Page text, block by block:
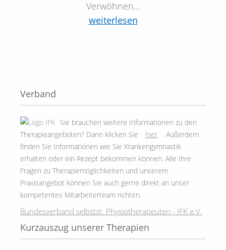
Verwöhnen...
weiterlesen
Verband
Sie brauchen weitere Informationen zu den
Therapieangeboten? Dann klicken Sie
hier . Außerdem
finden Sie Informationen wie Sie Krankengymnastik
erhalten oder ein Rezept bekommen können. Alle Ihre
Fragen zu Therapiemöglichkeiten und unserem
Praxisangebot können Sie auch gerne direkt an unser
kompetentes Mitarbeiterteam richten.
Bundesverband selbstst. Physiotherapeuten - IFK e.V.
Kurzauszug unserer Therapien